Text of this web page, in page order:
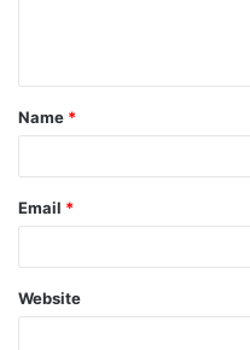
t
*
Name *
Email *
Website